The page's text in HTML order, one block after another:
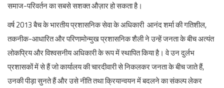
समाज-परिवर्तन का सबसे सशक्त औज़ार हो सकता है।
वर्ष 2013 बैच के भारतीय प्रशासनिक सेवा के अधिकारी आनंद शर्मा की गतिशील,
तकनीक-आधारित और परिणामोन्मुख प्रशासनिक शैली ने उन्हें जनता के बीच अत्यंत
लोकप्रिय और विश्वसनीय अधिकारी के रूप में स्थापित किया है। वे उन दुर्लभ
प्रशासकों में से हैं जो कार्यालय की चारदीवारी से निकलकर जनता के बीच जाते हैं,
उनकी पीड़ा सुनते हैं और उसे नीति तथा क्रियान्वयन में बदलने का संकल्प लेकर